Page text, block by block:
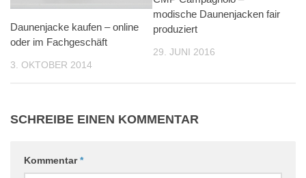
Daunenjacke kaufen – online
oder im Fachgeschäft
3. OKTOBER 2014
modische Daunenjacken fair
produziert
29. JUNI 2016
SCHREIBE EINEN KOMMENTAR
Kommentar*